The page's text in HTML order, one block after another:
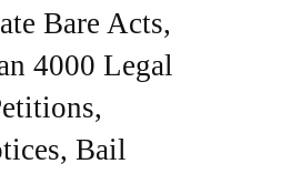
Bare Acts,
4000 Legal
Bail